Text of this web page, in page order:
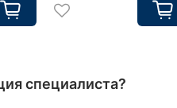
специалиста?